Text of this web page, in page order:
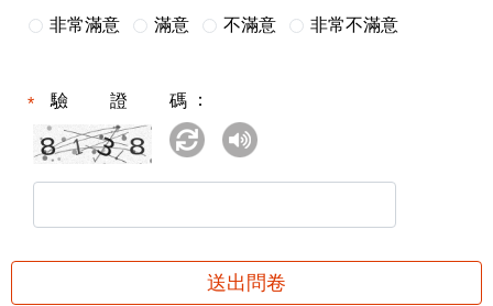
非常滿意
滿意 不滿意 非常不滿意
驗證碼
送出問卷